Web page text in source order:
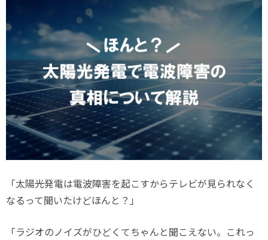
「太陽光発電は電波障害を起こすからテレビが見られなく
なるって聞いたけどほんと？」
「ラジオのノイズがひどくてちゃんと聞こえない。これっ